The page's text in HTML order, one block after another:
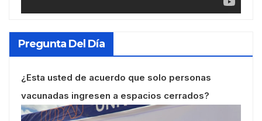
Pregunta Del Día
¿Esta usted de acuerdo que solo personas
vacunadas ingresen a espacios cerrados?